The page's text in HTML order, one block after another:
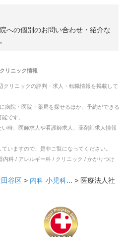
への個別のお問い合わせ・紹介な
リニック情報
クリニックの評判・求人・転職情報を掲載して
病院・医院・薬局を探せるほか、予約ができる
です。
時、医師求人や看護師求人、薬剤師求人情報
いますので、是非ご覧になってください。
内科 / アレルギー科 / クリニック / かかりつけ
谷区 > 内科 小児科... > 医療法人社